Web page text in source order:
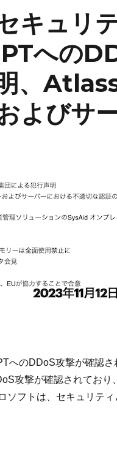
キュリ
への
明、
よびサ
へのDDoS攻撃が確認
攻撃が確認されており
ソフトは、セキュリテ